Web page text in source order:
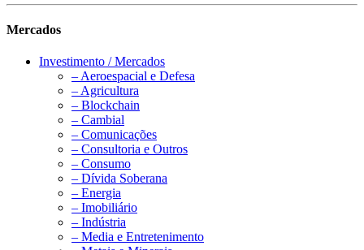
Mercados
Investimento / Mercados
– Aeroespacial e Defesa
– Agricultura
– Blockchain
– Cambial
– Comunicações
– Consultoria e Outros
– Consumo
– Dívida Soberana
– Energia
– Imobiliário
– Indústria
– Media e Entretenimento